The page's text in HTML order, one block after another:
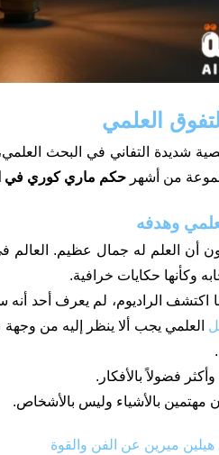
العلمي
التفاني في البحث العلمي،
من أشهر حكم ماري كوري في
وهدفه
أن العلم له جمال عظيم.
وكأنها حكايات خرافية.
اكتشف الراديوم، لم يعرف أحد
العلمي يجب ألا ينظر إليه من
فضولاً بالأفكار.
مهتمين بالأشياء وليس بالأشخاص.
هيلين ميرين عن الفن والقوة